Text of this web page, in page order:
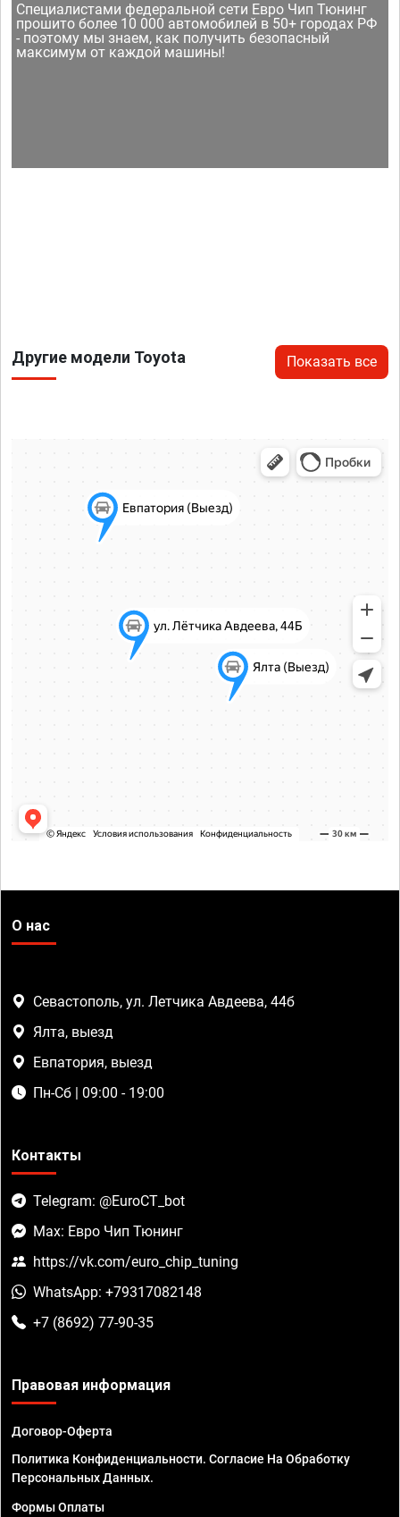
Специалистами федеральной сети Евро Чип Тюнинг
прошито более 10 000 автомобилей в 50+ городах РФ
- поэтому мы знаем, как получить безопасный
максимум от каждой машины!
Другие модели Toyota Показать все
О нас
Севастополь, ул. Летчика Авдеева, 44б
Ялта, выезд
Евпатория, выезд
Пн-Сб | 09:00 - 19:00
Контакты
Telegram: @EuroCT_bot
Max: Евро Чип Тюнинг
https://vk.com/euro_chip_tuning
WhatsApp: +79317082148
+7 (8692) 77-90-35
Правовая информация
Договор-Оферта
Политика Конфиденциальности. Согласие На Обработку
Персональных Данных.
Формы Оплаты